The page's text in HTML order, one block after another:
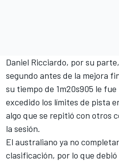
Daniel Ricciardo, por su
segundo antes de la mejora
su tiempo de 1m20s905 le
excedido los límites de pista
algo que se repitió con otros
la sesión.
El australiano ya no
clasificación, por lo que debió